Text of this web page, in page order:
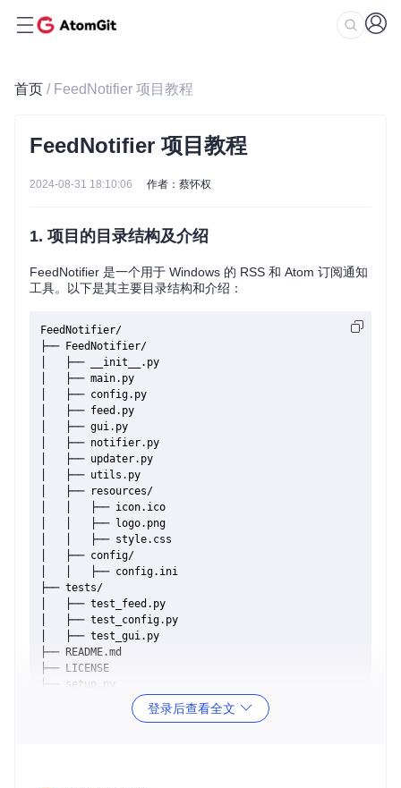
首页 / FeedNotifier 项目教程
FeedNotifier 项目教程
2024-08-31 18:10:06 作者：蔡怀权
1. 项目的目录结构及介绍
FeedNotifier 是一个用于 Windows 的 RSS 和 Atom 订阅通知
工具。以下是其主要目录结构和介绍：
FeedNotifier/
├── FeedNotifier/
│   ├── __init__.py
│   ├── main.py
│   ├── config.py
│   ├── feed.py
│   ├── gui.py
│   ├── notifier.py
│   ├── updater.py
│   ├── utils.py
│   ├── resources/
│   │   ├── icon.ico
│   │   ├── logo.png
│   │   ├── style.css
│   ├── config/
│   │   ├── config.ini
├── tests/
│   ├── test_feed.py
│   ├── test_config.py
│   ├── test_gui.py
├── README.md
├── LICENSE
FeedNotifier/
: 主项目目录，包含所有源代码文件。
登录后查看全文